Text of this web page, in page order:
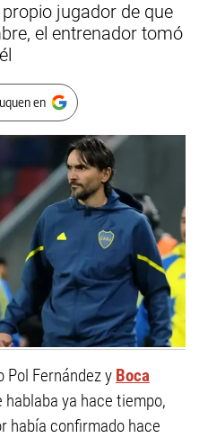
jugador de que
el entrenador tomó
en
Pol Fernández y Boca
ya hace tiempo,
había confirmado hace